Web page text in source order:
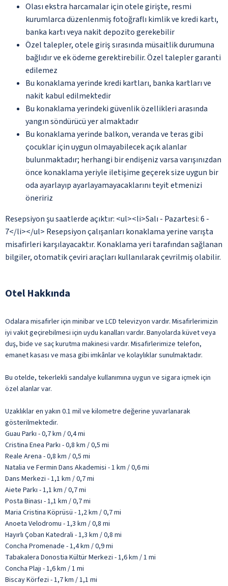
Olası ekstra harcamalar için otele girişte, resmi
kurumlarca düzenlenmiş fotoğraflı kimlik ve kredi kartı,
banka kartı veya nakit depozito gerekebilir
Özel talepler, otele giriş sırasında müsaitlik durumuna
bağlıdır ve ek ödeme gerektirebilir. Özel talepler garanti
edilemez
Bu konaklama yerinde kredi kartları, banka kartları ve
nakit kabul edilmektedir
Bu konaklama yerindeki güvenlik özellikleri arasında
yangın söndürücü yer almaktadır
Bu konaklama yerinde balkon, veranda ve teras gibi
çocuklar için uygun olmayabilecek açık alanlar
bulunmaktadır; herhangi bir endişeniz varsa varışınızdan
önce konaklama yeriyle iletişime geçerek size uygun bir
oda ayarlayıp ayarlayamayacaklarını teyit etmenizi
öneririz
Resepsiyon şu saatlerde açıktır: <ul><li>Salı - Pazartesi: 6 -
7</li></ul> Resepsiyon çalışanları konaklama yerine varışta
misafirleri karşılayacaktır. Konaklama yeri tarafından sağlanan
bilgiler, otomatik çeviri araçları kullanılarak çevrilmiş olabilir.
Otel Hakkında
Odalara misafirler için minibar ve LCD televizyon vardır. Misafirlerimizin
iyi vakit geçirebilmesi için uydu kanalları vardır. Banyolarda küvet veya
duş, bide ve saç kurutma makinesi vardır. Misafirlerimize telefon,
emanet kasası ve masa gibi imkânlar ve kolaylıklar sunulmaktadır.
Bu otelde, tekerlekli sandalye kullanımına uygun ve sigara içmek için
özel alanlar var.
Uzaklıklar en yakın 0.1 mil ve kilometre değerine yuvarlanarak
gösterilmektedir.
Guau Parkı - 0,7 km / 0,4 mi
Cristina Enea Parkı - 0,8 km / 0,5 mi
Reale Arena - 0,8 km / 0,5 mi
Natalia ve Fermin Dans Akademisi - 1 km / 0,6 mi
Dans Merkezi - 1,1 km / 0,7 mi
Aiete Parkı - 1,1 km / 0,7 mi
Posta Binası - 1,1 km / 0,7 mi
Maria Cristina Köprüsü - 1,2 km / 0,7 mi
Anoeta Velodromu - 1,3 km / 0,8 mi
Hayırlı Çoban Katedrali - 1,3 km / 0,8 mi
Concha Promenade - 1,4 km / 0,9 mi
Tabakalera Donostia Kültür Merkezi - 1,6 km / 1 mi
Concha Plajı - 1,6 km / 1 mi
Biscay Körfezi - 1,7 km / 1,1 mi